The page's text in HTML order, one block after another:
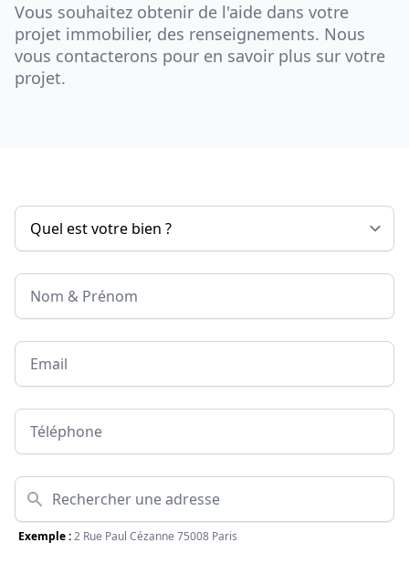
Vous souhaitez obtenir de l'aide dans votre
projet immobilier, des renseignements. Nous
vous contacterons pour en savoir plus sur votre
projet.
Nom & Prénom
Email
Téléphone
Adresse
Exemple :2 Rue Paul Cézanne 75008 Paris